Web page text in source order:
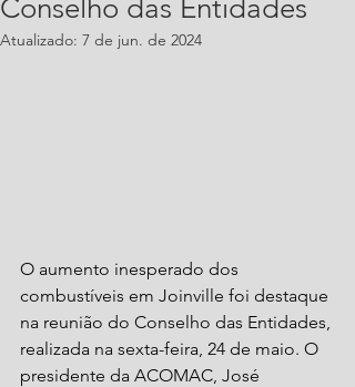
Conselho das Entidades
Atualizado: 7 de jun. de 2024
O aumento inesperado dos
combustíveis em Joinville foi destaque
na reunião do Conselho das Entidades,
realizada na sexta-feira, 24 de maio. O
presidente da ACOMAC, José